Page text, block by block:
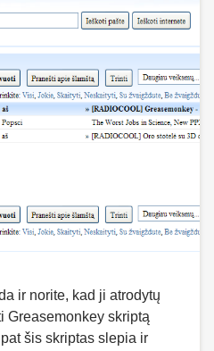
ir norite, kad ji atrodytų
Greasemonkey skriptą
šis skriptas slepia ir